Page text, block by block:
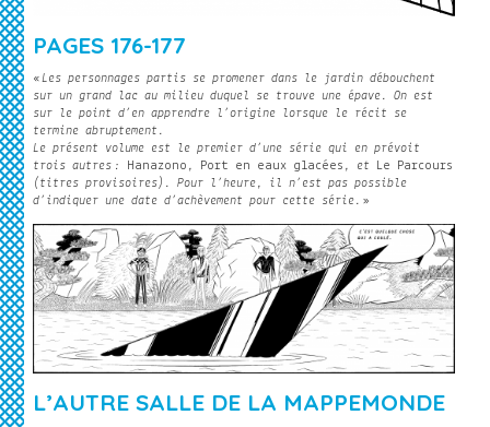
PAGES 176-177
«Les personnages partis se promener dans le jardin débouchent
sur un grand lac au milieu duquel se trouve une épave. On est
sur le point d’en apprendre l’origine lorsque le récit se
termine abruptement.
Le présent volume est le premier d’une série qui en prévoit
trois autres :
Hanazono , Port en eaux glacées , et
Le Parcours
(titres provisoires). Pour l’heure, il n’est pas possible
d’indiquer une date d’achèvement pour cette série. »
L’AUTRE SALLE DE LA MAPPEMONDE